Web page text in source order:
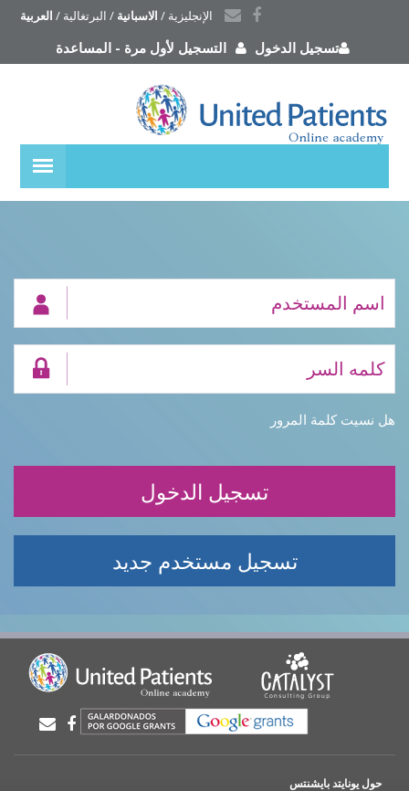
الإنجليزية / الاسبانية / البرتغالية / العربية
تسجيل الدخول التسجيل لأول مرة -المساعدة
هل نسيت كلمة المرور
تسجيل مستخدم جديد
حول يونايتد بايشنتس